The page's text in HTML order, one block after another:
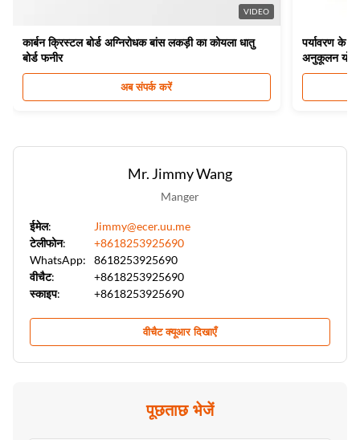
VIDEO
कार्बन क्रिस्टल बोर्ड अग्निरोधक बांस लकड़ी का कोयला धातु
बोर्ड फनीर
अब संपर्क करें
पर्यावरण के
अनुकूलन
Mr. Jimmy Wang
Manger
ईमेल:
Jimmy@ecer.uu.me
टेलीफोन:
+8618253925690
WhatsApp:
8618253925690
वीचैट:
+8618253925690
स्काइप:
+8618253925690
वीचैट क्यूआर दिखाएँ
पूछताछ भेजें